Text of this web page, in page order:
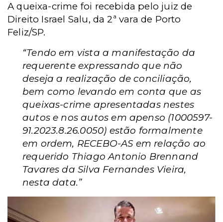
A queixa-crime foi recebida pelo juiz de
Direito Israel Salu, da 2ª vara de Porto
Feliz/SP.
“Tendo em vista a manifestação da
requerente expressando que não
deseja a realização de conciliação,
bem como levando em conta que as
queixas-crime apresentadas nestes
autos e nos autos em apenso (1000597-
91.2023.8.26.0050) estão formalmente
em ordem, RECEBO-AS em relação ao
requerido Thiago Antonio Brennand
Tavares da Silva Fernandes Vieira,
nesta data.”